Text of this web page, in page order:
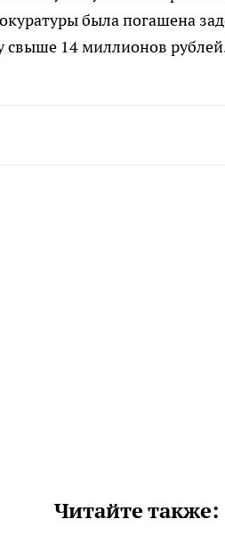
была погашена
свыше 14 миллионов
Читайте также: